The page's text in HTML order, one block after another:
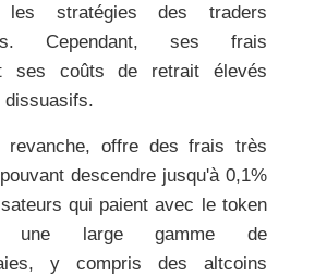
stratégies des traders
Cependant, ses frais
ses coûts de retrait élevés
dissuasifs.
revanche, offre des frais très
descendre jusqu'à 0,1%
qui paient avec le token
une large gamme de
y compris des altcoins